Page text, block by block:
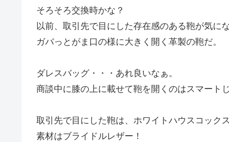
そろそろ交換時かな？
以前、取引先で目にした存在感のある鞄が気に
ガバっとがま口の様に大きく開く革製の鞄だ。
ダレスバッグ・・・あれ良いなぁ。
商談中に膝の上に載せて鞄を開くのはスマート
取引先で目にした鞄は、ホワイトハウスコック
素材はブライドルレザー！